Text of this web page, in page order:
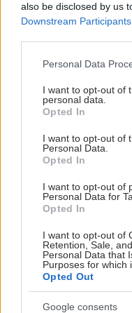
also be disclosed by us
Downstream Participants
Please note that this
not limited to your visit
grant or deny consent
use your data for below
consent section.
Personal Data
I want to opt-out of
personal data.
Opted In
I want to opt-out of
Personal Data.
Opted In
I want to opt-out of
Personal Data for
Opted In
I want to opt-out of
Retention, Sale,
Personal Data that
Purposes for which
Opted Out
Google consents